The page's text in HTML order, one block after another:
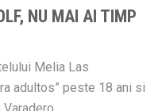
NU MAI AI TIMP
Melia Las
adultos” peste 18 ani si